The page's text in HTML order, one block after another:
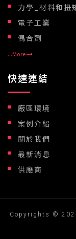
力學_材料和扭
電子工業
偶合劑
...More
快速連結
廠區環境
案例介紹
關於我們
最新消息
供應商
Copyrights ©